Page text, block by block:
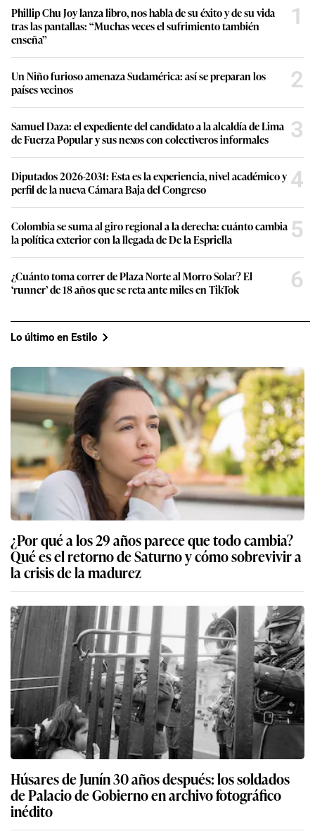
Phillip Chu Joy lanza libro, nos habla de su éxito y de su vida
tras las pantallas: “Muchas veces el sufrimiento también
enseña”
1
Un Niño furioso amenaza Sudamérica: así se preparan los
países vecinos
2
Samuel Daza: el expediente del candidato a la alcaldía de Lima
de Fuerza Popular y sus nexos con colectiveros informales
3
Diputados 2026-2031: Esta es la experiencia, nivel académico y
perfil de la nueva Cámara Baja del Congreso
4
Colombia se suma al giro regional a la derecha: cuánto cambia
la política exterior con la llegada de De la Espriella
5
¿Cuánto toma correr de Plaza Norte al Morro Solar? El
‘runner’ de 18 años que se reta ante miles en TikTok
6
Lo último en Estilo
¿Por qué a los 29 años parece que todo cambia?
Qué es el retorno de Saturno y cómo sobrevivir a
la crisis de la madurez
Húsares de Junín 30 años después: los soldados
de Palacio de Gobierno en archivo fotográfico
inédito